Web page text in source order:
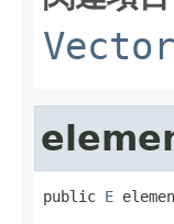
public E